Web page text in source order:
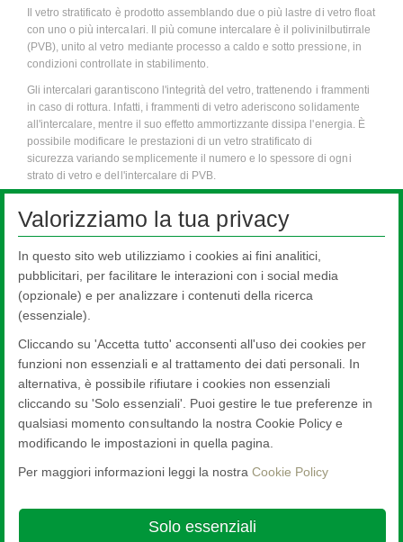
Il vetro stratificato è prodotto assemblando due o più lastre di vetro float
con uno o più intercalari. Il più comune intercalare è il polivinilbutirrale
(PVB), unito al vetro mediante processo a caldo e sotto pressione, in
condizioni controllate in stabilimento.
Gli intercalari garantiscono l'integrità del vetro, trattenendo i frammenti
in caso di rottura. Infatti, i frammenti di vetro aderiscono solidamente
all'intercalare, mentre il suo effetto ammortizzante dissipa l'energia. È
possibile modificare le prestazioni di un vetro stratificato di
sicurezza variando semplicemente il numero e lo spessore di ogni
strato di vetro e dell'intercalare di PVB.
varie applicazioni.
PilkingtonOptilam™
Head Office - 3-5-27 Mita Minato-ku Tokyo
Valorizziamo la tua privacy
In questo sito web utilizziamo i cookies ai fini analitici,
pubblicitari, per facilitare le interazioni con i social media
(opzionale) e per analizzare i contenuti della ricerca
(essenziale).
Cliccando su 'Accetta tutto' acconsenti all'uso dei cookies per
funzioni non essenziali e al trattamento dei dati personali. In
alternativa, è possibile rifiutare i cookies non essenziali
cliccando su 'Solo essenziali'. Puoi gestire le tue preferenze in
qualsiasi momento consultando la nostra Cookie Policy e
modificando le impostazioni in quella pagina.
Per maggiori informazioni leggi la nostra Cookie Policy
Solo essenziali